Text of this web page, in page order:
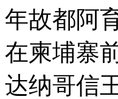
年故都阿
在柬埔寨
达纳哥信